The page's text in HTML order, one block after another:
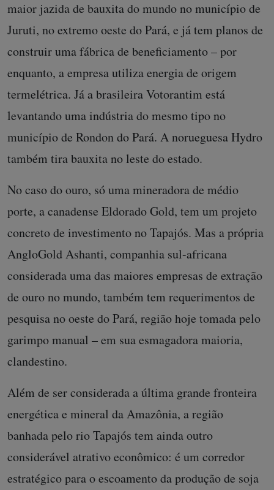
maior jazida de bauxita do mundo no município de
Juruti, no extremo oeste do Pará, e já tem planos de
construir uma fábrica de beneficiamento – por
enquanto, a empresa utiliza energia de origem
termelétrica. Já a brasileira Votorantim está
levantando uma indústria do mesmo tipo no
município de Rondon do Pará. A norueguesa Hydro
também tira bauxita no leste do estado.
No caso do ouro, só uma mineradora de médio
porte, a canadense Eldorado Gold, tem um projeto
concreto de investimento no Tapajós. Mas a própria
AngloGold Ashanti, companhia sul-africana
considerada uma das maiores empresas de extração
de ouro no mundo, também tem requerimentos de
pesquisa no oeste do Pará, região hoje tomada pelo
garimpo manual – em sua esmagadora maioria,
clandestino.
Além de ser considerada a última grande fronteira
energética e mineral da Amazônia, a região
banhada pelo rio Tapajós tem ainda outro
considerável atrativo econômico: é um corredor
estratégico para o escoamento da produção de soja